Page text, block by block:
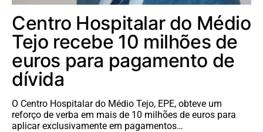
Centro Hospitalar do Médio
Tejo recebe 10 milhões de
euros para pagamento de
dívida
O Centro Hospitalar do Médio Tejo, EPE, obteve um
reforço de verba em mais de 10 milhões de euros para
aplicar exclusivamente em pagamentos…